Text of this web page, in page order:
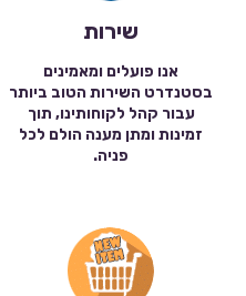
שירות
אנו פועלים ומאמינים
בסטנדרט השירות הטוב ביותר
עבור קהל לקוחותינו, תוך
זמינות ומתן מענה הולם לכל
פניה.